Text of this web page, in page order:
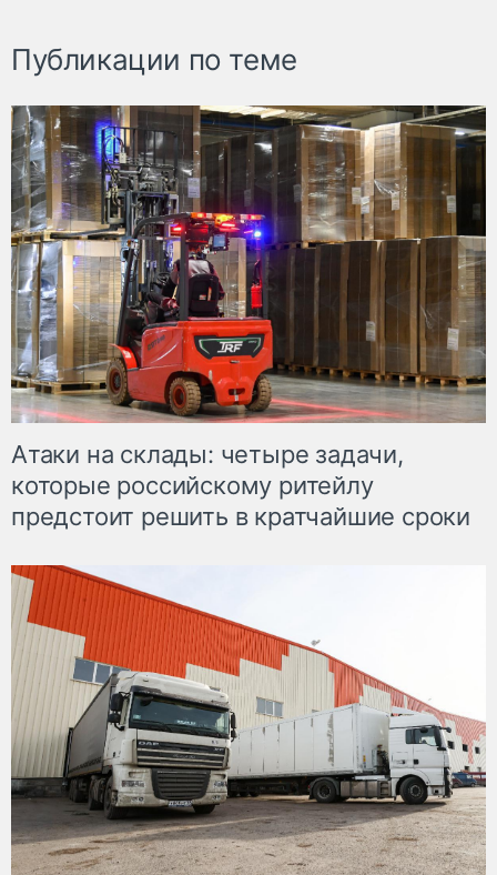
Публикации по теме
Атаки на склады: четыре задачи,
которые российскому ритейлу
предстоит решить в кратчайшие сроки